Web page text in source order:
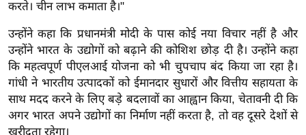
त्य
ज
ग
त
ऑ
टो
व
करते। चीन लाभ कमाता है।"
उन्होंने कहा कि प्रधानमंत्री मोदी के पास कोई नया विचार नहीं है और
उन्होंने भारत के उद्योगों को बढ़ाने की कोशिश छोड़ दी है। उन्होंने कहा
कि महत्वपूर्ण पीएलआई योजना को भी चुपचाप बंद किया जा रहा है।
गांधी ने भारतीय उत्पादकों को ईमानदार सुधारों और वित्तीय सहायता के
साथ मदद करने के लिए बड़े बदलावों का आह्वान किया, चेतावनी दी कि
अगर भारत अपने उद्योगों का निर्माण नहीं करता है, तो वह दूसरे देशों से
खरीदता रहेगा।